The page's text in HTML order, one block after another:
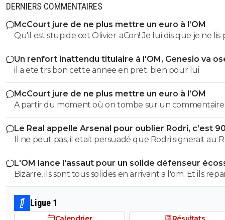
DERNIERS COMMENTAIRES
McCourt jure de ne plus mettre un euro à l’OM
Qu'il est stupide cet Olivier-aCon! Je lui dis que je ne lis
ses commentaires puérils avec des émojis et il
me répondre avec ses petites images de gogol. Ça
bien ce que je dis, on voit tout de suite qu'on a affaire à
teubé.^^
Un renfort inattendu titulaire à l'OM, Genesio va
il a ete trs bon cette annee en pret. bien pour lui
McCourt jure de ne plus mettre un euro à l’OM
A partir du moment où on tombe sur un
Raymonde on sait qu'on tombe sur un commentaire
teubé 😂🤣🤣 PS: ce crétin prétend qu'un commentaire avec
emoji est un commentaire de teubé? C'est marrant sur
Twitter/X Obama, Musk et tout un tas de prix Nobel
énormément les emojis... Encore des teubés c'est ça?
de Raymonde va, encore une fois bâchée 😂🤣🤣
Le Real appelle Arsenal pour oublier Rodri, c’est
Il ne peut pas, il etait persuadé que Rodri signerait au
L'OM lance l'assaut pour un solide défenseur
Bizarre, ils sont tous solides en arrivant a l'om. Et ils
tous moins d'un an plus tard bradés une main devant,
main derrière.
Ligue 1